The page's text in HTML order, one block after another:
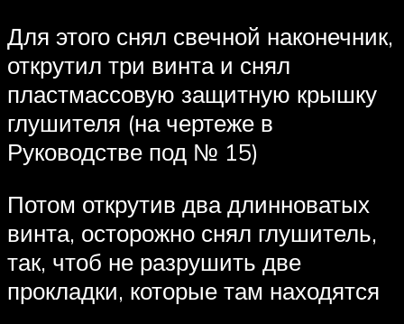
Для этого снял свечной наконечник,
открутил три винта и снял
пластмассовую защитную крышку
глушителя (на чертеже в
Руководстве под № 15)
Потом открутив два длинноватых
винта, осторожно снял глушитель,
так, чтоб не разрушить две
прокладки, которые там находятся